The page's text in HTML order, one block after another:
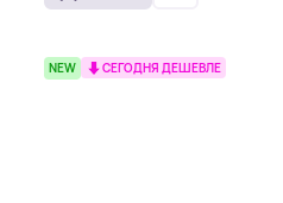
NEW СЕГОДНЯ ДЕШЕВЛЕ